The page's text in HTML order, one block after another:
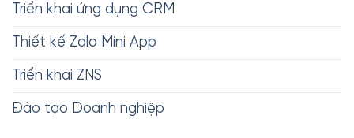
Triển khai ứng dụng CRM
Thiết kế Zalo Mini App
Triển khai ZNS
Đào tạo Doanh nghiệp